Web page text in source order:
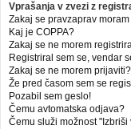
Vprašanja v zvezi z
Zakaj se pravzaprav
Kaj je COPPA?
Zakaj se ne morem
Registriral sem se, vendar
Zakaj se ne morem prijaviti?
Že pred časom sem se
Pozabil sem geslo!
Čemu avtomatska odjava?
Čemu služi možnost